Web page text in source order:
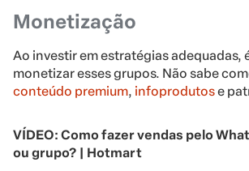
Monetização
Ao investir em estratégias adequadas,
monetizar esses grupos. Não sabe
conteúdo premium, infoprodutose
VÍDEO: Como fazer vendas pelo
ou grupo? | Hotmart